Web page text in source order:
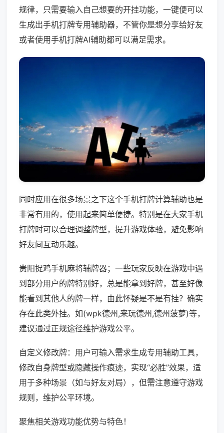
规律，只需要输入自己想要的开挂功能，一键便可以
生成出手机打牌专用辅助器，不管你是想分享给好友
或者使用手机打牌AI辅助都可以满足需求。
同时应用在很多场景之下这个手机打牌计算辅助也是
非常有用的，使用起来简单便捷。特别是在大家手机
打牌时可以合理调整牌型，提升游戏体验，避免影响
好友间互动乐趣。
贵阳捉鸡手机麻将辅牌器；一些玩家反映在游戏中遇
到部分用户的牌特别好，总是能拿到好牌，甚至好像
能看到其他人的牌一样，由此怀疑是不是有挂？确实
存在此类外挂。如(wpk德州,来玩德州,德州菠萝)等，
建议通过正规途径维护游戏公平。
自定义修改牌：用户可输入需求生成专用辅助工具，
修改自身牌型或隐藏操作痕迹，实现“必胜”效果，适
用于多种场景（如与好友对局），但需注意遵守游戏
规则，维护公平环境。
聚焦相关游戏功能优势与特色！